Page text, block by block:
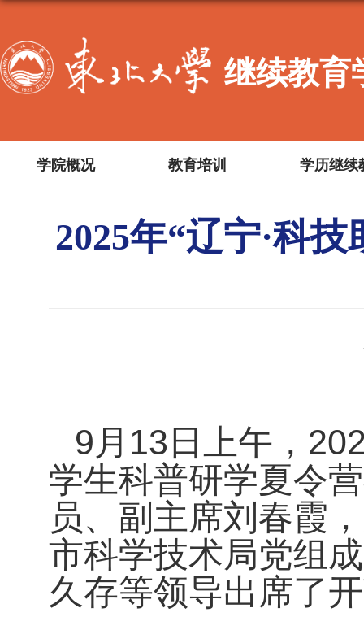
继续教育
学院概况 教育培训 学历继续
2025年“辽宁·科
9月13日上午，
学生科普研学夏令
员、副主席刘春霞
市科学技术局党组
久存等领导出席了